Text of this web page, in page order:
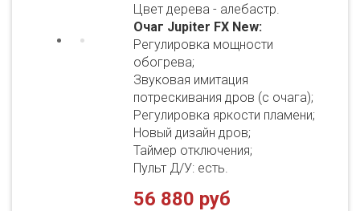
Цвет дерева - алебастр.
Очаг Jupiter FX New:
Регулировка мощности
обогрева;
Звуковая имитация
потрескивания дров (с очага);
Регулировка яркости пламени;
Новый дизайн дров;
Таймер отключения;
Пульт Д/У: есть.
56 880 руб